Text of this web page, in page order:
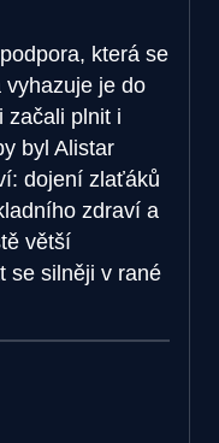
která se
vyhazuje je do
začali plnit i
byl Alistar
dojení zlaťáků
zdraví a
větší
se silněji v rané